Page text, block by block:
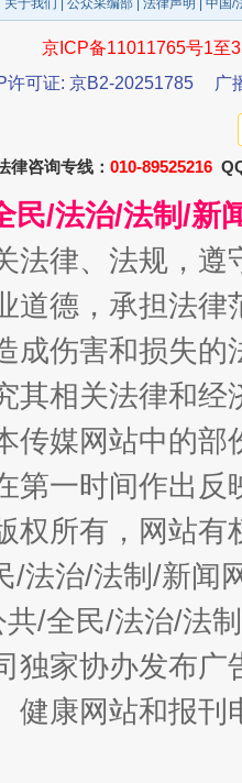
今
魏明亮
关于我们 公众采编部 法律声明 | 中国
京ICP备11011765号1至
许可证: 京B2-20251785
广
律咨询专线： 010-89525216
民/法治/法制/新
法律、法规，
道德，承担法
成伤害和损失
其相关法律和
传媒网站中的
第一时间作出
权所有，网站
/法治/法制/新闻
/全民/法治/法
独家协办发布
健康网站和报